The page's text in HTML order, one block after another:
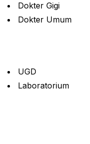
Dokter Gigi
Dokter Umum
UGD
Laboratorium